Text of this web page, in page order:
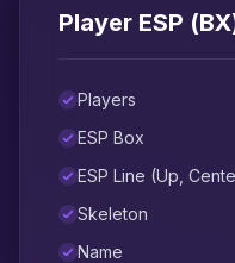
Player ESP
Players
ESP Box
ESP Line (Up,
Skeleton
Name